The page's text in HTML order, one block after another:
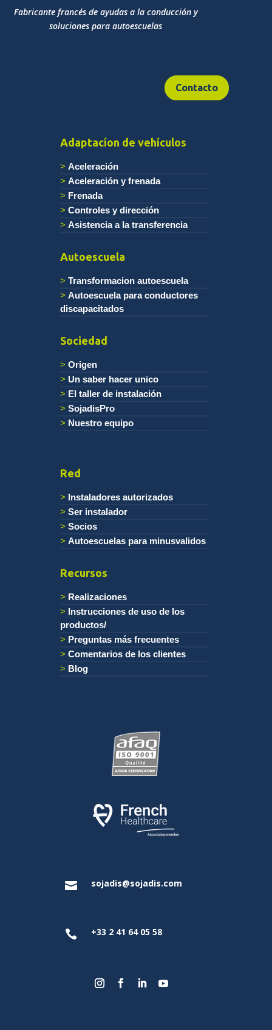
Fabricante francés de ayudas a la conducción y
soluciones para autoescuelas
Contacto
Adaptacíon de vehículos
Aceleración
Aceleración y frenada
Frenada
Controles y dirección
Asistencia a la transferencia
Autoescuela
Transformacion autoescuela
Autoescuela para conductores
discapacitados
Sociedad
Origen
Un saber hacer unico
El taller de instalación
SojadisPro
Nuestro equipo
Red
Instaladores autorizados
Ser instalador
Socios
Autoescuelas para minusvalidos
Recursos
Realizaciones
Instrucciones de uso de los
productos/
Preguntas más frecuentes
Comentarios de los clientes
Blog
 sojadis@sojadis.com
 +33 2 41 64 05 58